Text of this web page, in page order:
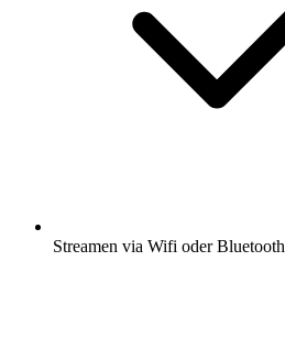
Streamen via Wifi oder Bluetooth